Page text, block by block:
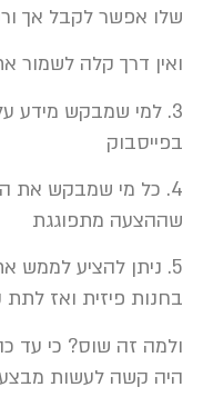
שלו אפשר לקבל אך
ואין דרך קלה לשמור
3. למי שמבקש מידע
בפייסבוק
4. כל מי שמבקש את
שההצעה מתפוגגת
5. ניתן להציע לממש
בחנות פיזית ואז לתת
ולמה זה שוס? כי עד
היה קשה לעשות מבצע